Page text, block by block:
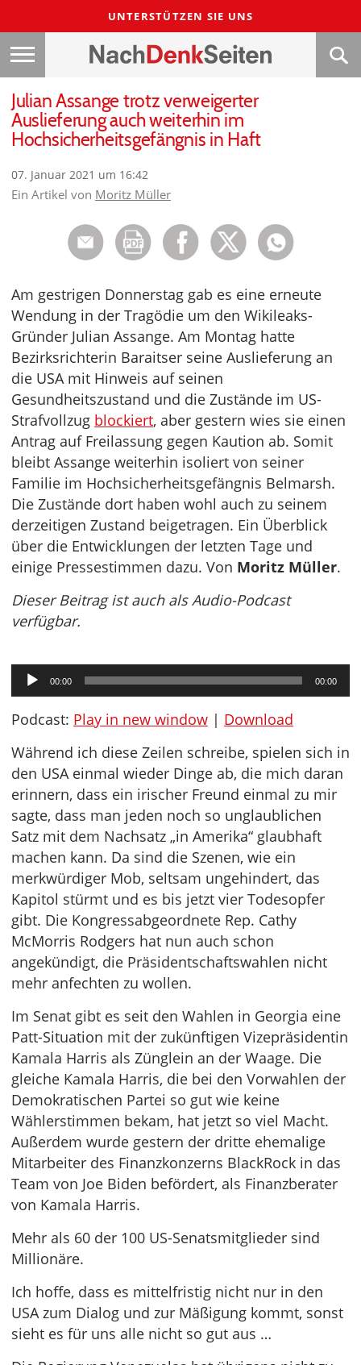
UNTERSTÜTZEN SIE UNS
Julian Assange trotz verweigerter
Auslieferung auch weiterhin im
Hochsicherheitsgefängnis in Haft
07. Januar 2021 um 16:42
Ein Artikel von Moritz Müller
Am gestrigen Donnerstag gab es eine erneute
Wendung in der Tragödie um den Wikileaks-
Gründer Julian Assange. Am Montag hatte
Bezirksrichterin Baraitser seine Auslieferung an
die USA mit Hinweis auf seinen
Gesundheitszustand und die Zustände im US-
Strafvollzug blockiert, aber gestern wies sie einen
Antrag auf Freilassung gegen Kaution ab. Somit
bleibt Assange weiterhin isoliert von seiner
Familie im Hochsicherheitsgefängnis Belmarsh.
Die Zustände dort haben wohl auch zu seinem
derzeitigen Zustand beigetragen. Ein Überblick
über die Entwicklungen der letzten Tage und
einige Pressestimmen dazu. Von Moritz Müller.
Dieser Beitrag ist auch als Audio-Podcast
verfügbar.
Audio-
Player
00:00 00:00
Podcast: Play in new window | Download
Während ich diese Zeilen schreibe, spielen sich in
den USA einmal wieder Dinge ab, die mich daran
erinnern, dass ein irischer Freund einmal zu mir
sagte, dass man jeden noch so unglaublichen
Satz mit dem Nachsatz „in Amerika“ glaubhaft
machen kann. Da sind die Szenen, wie ein
merkwürdiger Mob, seltsam ungehindert, das
Kapitol stürmt und es bis jetzt vier Todesopfer
gibt. Die Kongressabgeordnete Rep. Cathy
McMorris Rodgers hat nun auch schon
angekündigt, die Präsidentschaftswahlen nicht
mehr anfechten zu wollen.
Im Senat gibt es seit den Wahlen in Georgia eine
Patt-Situation mit der zukünftigen Vizepräsidentin
Kamala Harris als Zünglein an der Waage. Die
gleiche Kamala Harris, die bei den Vorwahlen der
Demokratischen Partei so gut wie keine
Wählerstimmen bekam, hat jetzt so viel Macht.
Außerdem wurde gestern der dritte ehemalige
Mitarbeiter des Finanzkonzerns BlackRock in das
Team von Joe Biden befördert, als Finanzberater
von Kamala Harris.
Mehr als 60 der 100 US-Senatsmitglieder sind
Millionäre.
Ich hoffe, dass es mittelfristig nicht nur in den
USA zum Dialog und zur Mäßigung kommt, sonst
sieht es für uns alle nicht so gut aus …